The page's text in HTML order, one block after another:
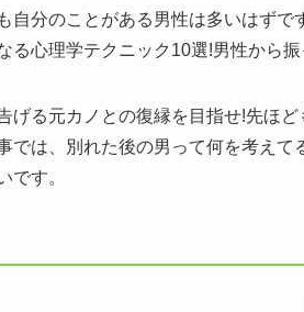
自分のことがある男性は多いはず
る心理学テクニック10選!男性から
げる元カノとの復縁を目指せ!先ほ
では、別れた後の男って何を考え
です。